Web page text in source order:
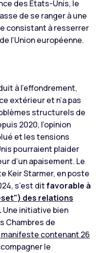
des États-Unis, le
de se ranger à une
consistant à resserrer
l’Union européenne.
à l’effondrement,
extérieur et n’a pas
structurels de
2020, l’opinion
et les tensions
pourraient plaider
d’un apaisement. Le
Keir Starmer, en poste
s’est ditfavorable à
des relations
. Une initiative bien
Chambres de
manifeste contenant 26
le